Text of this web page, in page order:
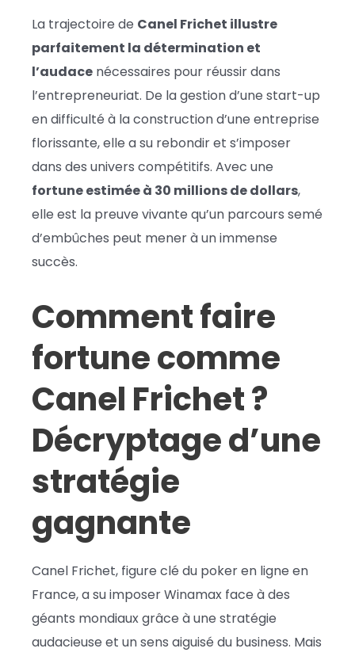
La trajectoire de Canel Frichet illustre
parfaitement la détermination et
l’audace nécessaires pour réussir dans
l’entrepreneuriat. De la gestion d’une start-up
en difficulté à la construction d’une entreprise
florissante, elle a su rebondir et s’imposer
dans des univers compétitifs. Avec une
fortune estimée à 30 millions de dollars,
elle est la preuve vivante qu’un parcours semé
d’embûches peut mener à un immense
succès.
Comment faire
fortune comme
Canel Frichet ?
Décryptage d’une
stratégie
gagnante
Canel Frichet, figure clé du poker en ligne en
France, a su imposer Winamax face à des
géants mondiaux grâce à une stratégie
audacieuse et un sens aiguisé du business. Mais